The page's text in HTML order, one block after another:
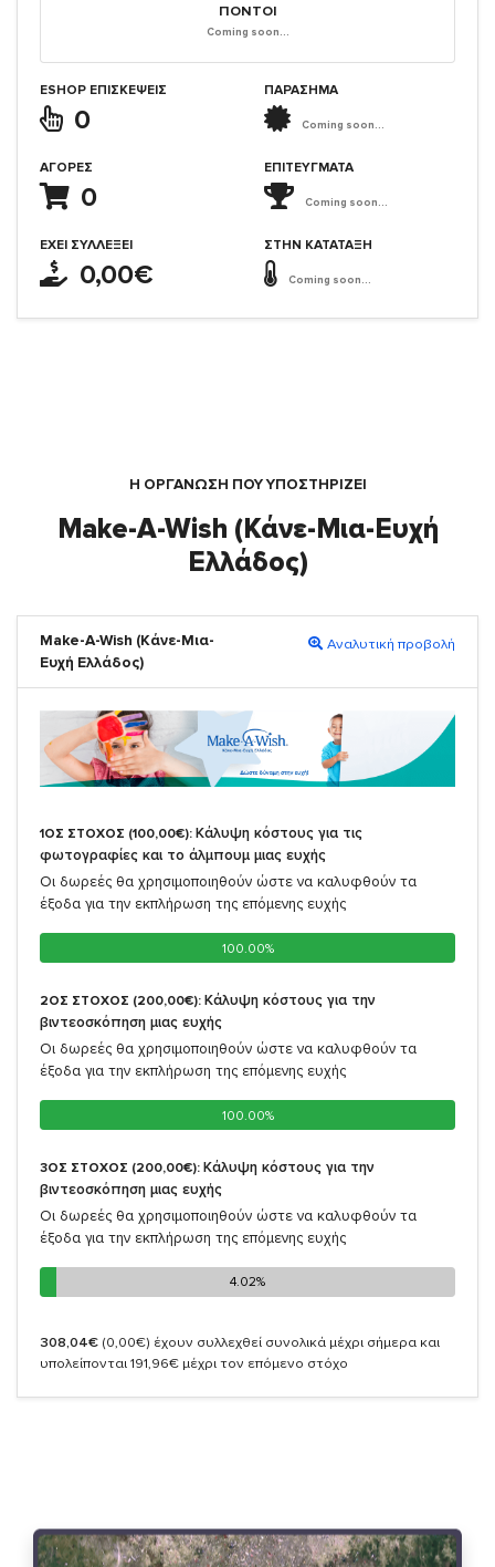
ΠΌΝΤΟΙ
Coming soon...
ESHOP ΕΠΙΣΚΈΨΕΙΣ
0
ΑΓΟΡΈΣ
0
ΈΧΕΙ ΣΥΛΛΈΞΕΙ
0,00€
ΠΑΡΑΣΗΜΑ
Coming soon...
ΕΠΙΤΕΎΓΜΑΤΑ
Coming soon...
ΣΤΗΝ ΚΑΤΆΤΑΞΗ
Coming soon...
Η ΟΡΓΆΝΩΣΗ ΠΟΥ ΥΠΟΣΤΗΡΙΖΕΙ
Make-A-Wish (Κάνε-Μια-Ευχή
Ελλάδος)
Make-A-Wish (Κάνε-Μια-
Ευχή Ελλάδος)
Αναλυτική προβολή
1ΟΣ ΣΤΟΧΟΣ (100,00€): Κάλυψη κόστους για τις
φωτογραφίες και το άλμπουμ μιας ευχής
Οι δωρεές θα χρησιμοποιηθούν ώστε να καλυφθούν τα
έξοδα για την εκπλήρωση της επόμενης ευχής
100.00%
100.00%
2ΟΣ ΣΤΟΧΟΣ (200,00€): Κάλυψη κόστους για την
βιντεοσκόπηση μιας ευχής
Οι δωρεές θα χρησιμοποιηθούν ώστε να καλυφθούν τα
έξοδα για την εκπλήρωση της επόμενης ευχής
100.00%
100.00%
3ΟΣ ΣΤΟΧΟΣ (200,00€): Κάλυψη κόστους για την
βιντεοσκόπηση μιας ευχής
Οι δωρεές θα χρησιμοποιηθούν ώστε να καλυφθούν τα
έξοδα για την εκπλήρωση της επόμενης ευχής
4.02%
4.02%
308,04€ (0,00€) έχουν συλλεχθεί συνολικά μέχρι σήμερα και
υπολείπονται 191,96€ μέχρι τον επόμενο στόχο